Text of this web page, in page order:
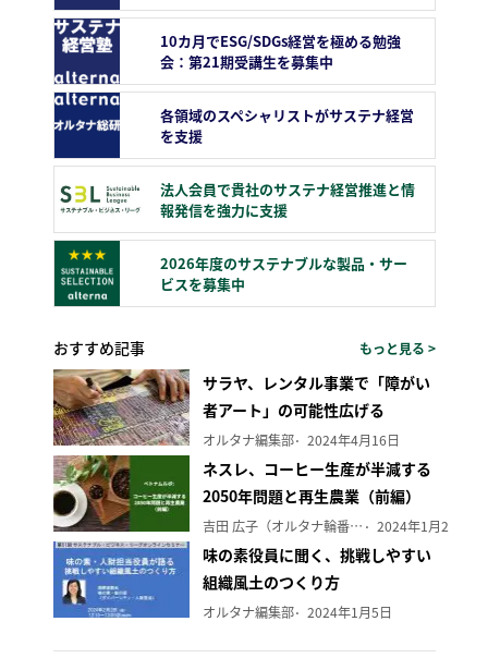
10カ月でESG/SDGs経営を極める勉強
会：第21期受講生を募集中
各領域のスペシャリストがサステナ経営
を支援
法人会員で貴社のサステナ経営推進と情
報発信を強力に支援
2026年度のサステナブルな製品・サー
ビスを募集中
おすすめ記事 もっと見る >
サラヤ、レンタル事業で「障がい
者アート」の可能性広げる
オルタナ編集部 2024年4月16日
ネスレ、コーヒー生産が半減する
2050年問題と再生農業（前編）
吉田 広子（オルタナ輪番編集長） 2024年1月29日
味の素役員に聞く、挑戦しやすい
組織風土のつくり方
オルタナ編集部 2024年1月5日